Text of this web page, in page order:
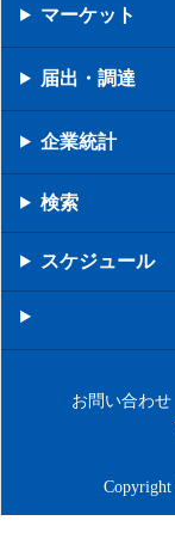
マーケット
届出・調達
企業統計
検索
スケジュール
お問い合わせ